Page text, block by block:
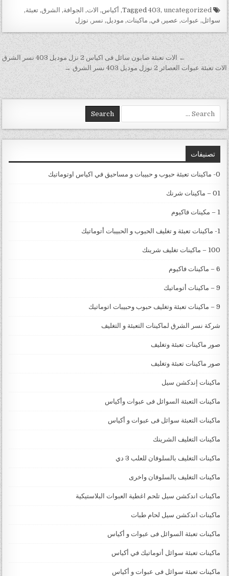
Tagged
403, uncategorized
, أكياس, الات, الجوافة, الشرق,تعبئة,
سوائل, عبوات, عصير ,في, ماكينات, موديل, نسر , نوزل
تصفّح المقالات
← الات تعبئة صابون سائل فى اكياس 2 نزل موديل 403 نسر الشرق
الات تعبئة عبوات العصائر 2 نوزل موديل 403 نسر الشرق →
Search for:
تصنيفات
0- ماكينات تعبئة حبوب و حبيبات و مساحيق في اكياس اوتوماتيك
01 – ماكينات شرنك
1 – مكينات فاكيوم
1- ماكينات تعبئة و تغليف الحبوب و الحبيبات أتوماتيك
100 – ماكينات تغليف شرينك
6 – ماكينات فاكيوم
9 – ماكينات أتوماتيك
9 – ماكينات تعبئة وتغليف حبوب وحبيبات اتوماتيك
شركة نسر الشرق لماكينات التعبئة و التغليف
صور ماكينات تعبئة وتغليف
صور ماكينات تعبئة وتغليف
ماكينات إندكشن سيل
ماكينات التعبئة السوائل فى عبوات وأكياس
ماكينات التعبئة سوائل فى عبوات و أكياس
ماكينات التغليف الشرينك
ماكينات التغليف بالسلوفان للعلب 3 دي
ماكينات التغليف بالسلوفان واخرى
ماكينات اندكشن سيل تلحم اغطية العبوات البلاستيكية
ماكينات اندكشن سيل لحام طبات
ماكينات تعبئة السوائل فى عبوات و أكياس
ماكينات تعبئة سوائل أتوماتيك في أكياس
ماكينات تعبئة سوائل فى عبوات و أكياس